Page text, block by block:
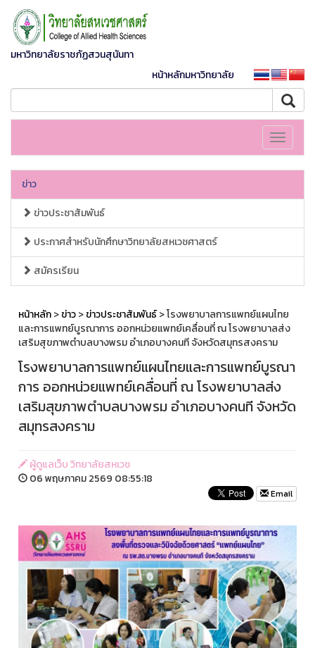
มหาวิทยาลัยราชภัฏสวนสุนันทา
หน้าหลักมหาวิทยาลัย
Toggle
ข่าว
ข่าวประชาสัมพันธ์
ประกาศสำหรับนักศึกษาวิทยาลัยสหเวชศาสตร์
สมัครเรียน
หน้าหลัก>ข่าว>ข่าวประชาสัมพันธ์> โรงพยาบาลการแพทย์แผนไทย
และการแพทย์บูรณาการ ออกหน่วยแพทย์เคลื่อนที่ ณ โรงพยาบาลส่ง
เสริมสุขภาพตำบลบางพรม อำเภอบางคนที จังหวัดสมุทรสงคราม
โรงพยาบาลการแพทย์แผนไทยและการแพทย์บูรณา
การ ออกหน่วยแพทย์เคลื่อนที่ ณ โรงพยาบาลส่ง
เสริมสุขภาพตำบลบางพรม อำเภอบางคนที จังหวัด
สมุทรสงคราม
ผู้ดูแลเว็บ วิทยาลัยสหเวช
06 พฤษภาคม 2569 08:55:18
Email